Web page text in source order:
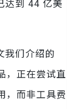
达到 44 亿美
我们介绍的
，正在尝试直
，而非工具费